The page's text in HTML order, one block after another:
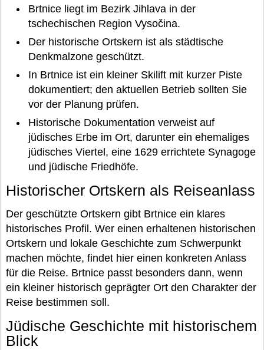
Brtnice liegt im Bezirk Jihlava in der
tschechischen Region Vysočina.
Der historische Ortskern ist als städtische
Denkmalzone geschützt.
In Brtnice ist ein kleiner Skilift mit kurzer Piste
dokumentiert; den aktuellen Betrieb sollten Sie
vor der Planung prüfen.
Historische Dokumentation verweist auf
jüdisches Erbe im Ort, darunter ein ehemaliges
jüdisches Viertel, eine 1629 errichtete Synagoge
und jüdische Friedhöfe.
Historischer Ortskern als Reiseanlass
Der geschützte Ortskern gibt Brtnice ein klares
historisches Profil. Wer einen erhaltenen historischen
Ortskern und lokale Geschichte zum Schwerpunkt
machen möchte, findet hier einen konkreten Anlass
für die Reise. Brtnice passt besonders dann, wenn
ein kleiner historisch geprägter Ort den Charakter der
Reise bestimmen soll.
Jüdische Geschichte mit historischem
Blick